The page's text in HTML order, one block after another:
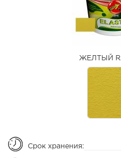
ЖЕЛТЫЙ
Срок хранения: